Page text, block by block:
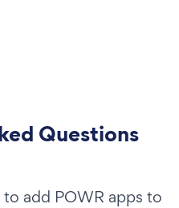
Questions
add POWR apps to